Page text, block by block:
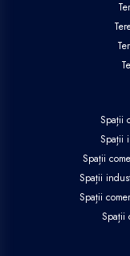
Spații
Spații
Spații
Spații
Spații
Spații